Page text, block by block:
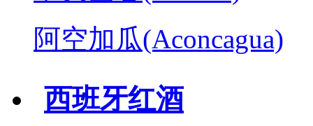
阿空加瓜(Aconcagua)
西班牙红酒